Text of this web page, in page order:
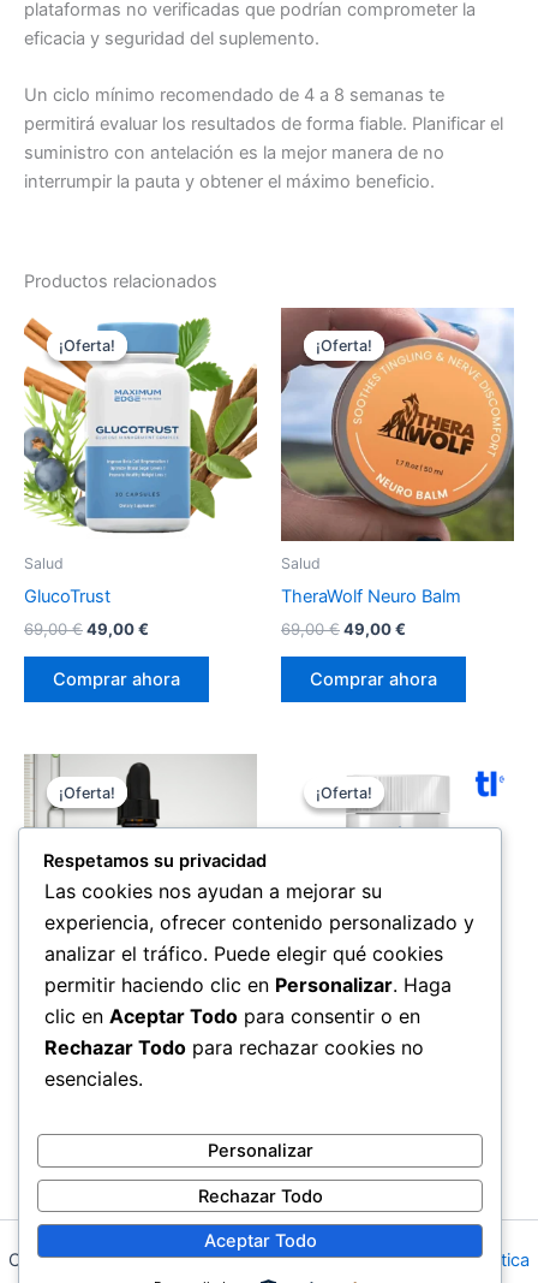
plataformas no verificadas que podrían comprometer la
eficacia y seguridad del suplemento.
Un ciclo mínimo recomendado de 4 a 8 semanas te
permitirá evaluar los resultados de forma fiable. Planificar el
suministro con antelación es la mejor manera de no
interrumpir la pauta y obtener el máximo beneficio.
Productos relacionados
¡Oferta!
¡Oferta!
Salud
GlucoTrust
69,00€El
original
era:
49,00€
es:
Comprar ahora
¡Oferta!
¡Oferta!
Salud
TheraWolf Neuro Balm
69,00€El
original
era:
49,00€
es:
Comprar ahora
¡Oferta!
¡Oferta!
Salud
Chlorophyll Drops
69,00€El
era:
49,00
es:
49,00 €.
¡Oferta!
¡Oferta!
Salud
Cardio A
era:
es:
Copyright © 2026 Farmacia en Moratalaz |Aviso Legal|Política
Respetamos su privacidad
Las cookies nos ayudan a mejorar su
experiencia, ofrecer contenido personalizado y
analizar el tráfico. Puede elegir qué cookies
permitir haciendo clic en Personalizar. Haga
clic en Aceptar Todo para consentir o en
Rechazar Todo para rechazar cookies no
esenciales.
Personalizar
Rechazar Todo
Aceptar Todo